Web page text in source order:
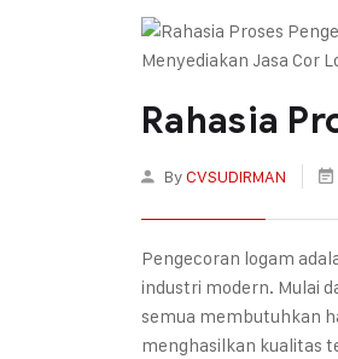
Rahasia
ByCVSUDIRMAN
Pengecoran logam
industri modern. Mulai
semua membutuhkan
menghasilkan kualitas